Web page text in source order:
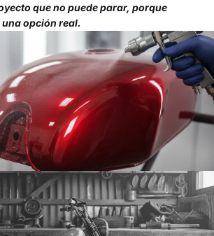
que no puede parar, porque
opción real.